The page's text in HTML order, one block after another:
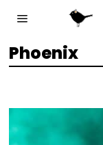
Phoenix